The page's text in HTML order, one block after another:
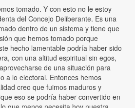
tomado. Y con esto no le estoy
del Concejo Deliberante. Es una
dentro de un sistema y tiene que
que hemos tomado porque
hecho lamentable podría haber sido
con una altitud espiritual sin egos,
de una situación para
a lo electoral. Entonces hemos
creo que fuimos maduros y
eso se podría haber convertido en